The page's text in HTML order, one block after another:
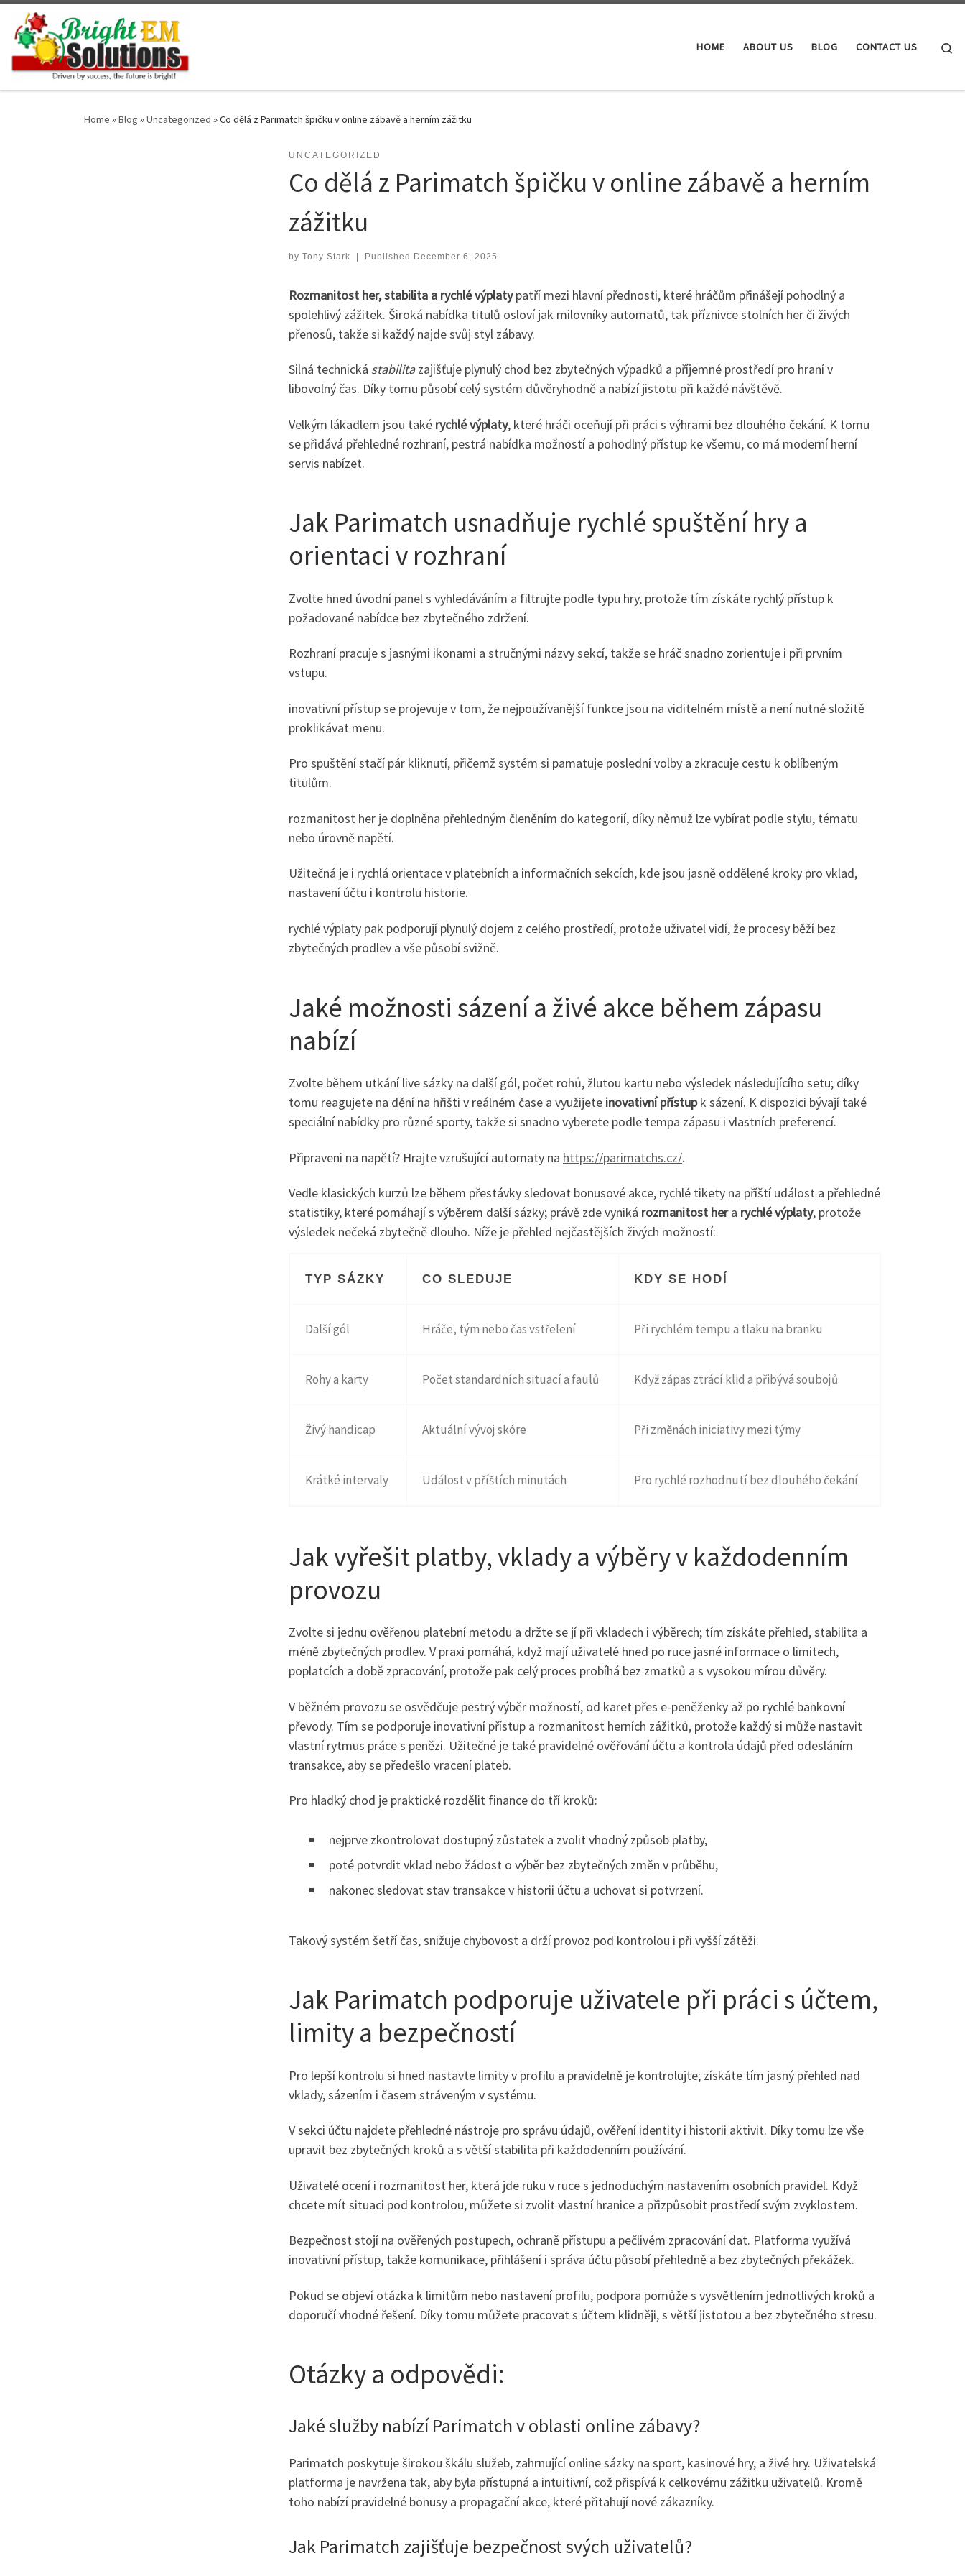
Skip to content
HOME ABOUT US BLOG CONTACT US
Home »Blog »Uncategorized »Co dělá z Parimatch špičku v online zábavě a herním zážitku
UNCATEGORIZED
Co dělá z Parimatch špičku v online zábavě a herním
zážitku
by Tony Stark | Published December 6, 2025
Rozmanitost her, stabilita a rychlé výplatypatří mezi hlavní přednosti, které hráčům přinášejí pohodlný a
spolehlivý zážitek. Široká nabídka titulů osloví jak milovníky automatů, tak příznivce stolních her či živých
přenosů, takže si každý najde svůj styl zábavy.
Silná technická stabilitazajišťuje plynulý chod bez zbytečných výpadků a příjemné prostředí pro hraní v
libovolný čas. Díky tomu působí celý systém důvěryhodně a nabízí jistotu při každé návštěvě.
Velkým lákadlem jsou také rychlé výplaty, které hráči oceňují při práci s výhrami bez dlouhého čekání. K tomu
se přidává přehledné rozhraní, pestrá nabídka možností a pohodlný přístup ke všemu, co má moderní herní
servis nabízet.
Jak Parimatch usnadňuje rychlé spuštění hry a
orientaci v rozhraní
Zvolte hned úvodní panel s vyhledáváním a filtrujte podle typu hry, protože tím získáte rychlý přístup k
požadované nabídce bez zbytečného zdržení.
Rozhraní pracuje s jasnými ikonami a stručnými názvy sekcí, takže se hráč snadno zorientuje i při prvním
vstupu.
inovativní přístup se projevuje v tom, že nejpoužívanější funkce jsou na viditelném místě a není nutné složitě
proklikávat menu.
Pro spuštění stačí pár kliknutí, přičemž systém si pamatuje poslední volby a zkracuje cestu k oblíbeným
titulům.
rozmanitost her je doplněna přehledným členěním do kategorií, díky němuž lze vybírat podle stylu, tématu
nebo úrovně napětí.
Užitečná je i rychlá orientace v platebních a informačních sekcích, kde jsou jasně oddělené kroky pro vklad,
nastavení účtu i kontrolu historie.
rychlé výplaty pak podporují plynulý dojem z celého prostředí, protože uživatel vidí, že procesy běží bez
zbytečných prodlev a vše působí svižně.
Jaké možnosti sázení a živé akce během zápasu
nabízí
Zvolte během utkání live sázky na další gól, počet rohů, žlutou kartu nebo výsledek následujícího setu; díky
tomu reagujete na dění na hřišti v reálném čase a využijete inovativní přístupk sázení. K dispozici bývají také
speciální nabídky pro různé sporty, takže si snadno vyberete podle tempa zápasu i vlastních preferencí.
Připraveni na napětí? Hrajte vzrušující automaty na https://parimatchs.cz/.
Vedle klasických kurzů lze během přestávky sledovat bonusové akce, rychlé tikety na příští událost a přehledné
statistiky, které pomáhají s výběrem další sázky; právě zde vyniká rozmanitost hera rychlé výplaty, protože
výsledek nečeká zbytečně dlouho. Níže je přehled nejčastějších živých možností:
TYP SÁZKY CO SLEDUJE KDY SE HODÍ
Další gól Hráče, tým nebo čas vstřelení Při rychlém tempu a tlaku na branku
Rohy a karty Počet standardních situací a faulů Když zápas ztrácí klid a přibývá soubojů
Živý handicap Aktuální vývoj skóre Při změnách iniciativy mezi týmy
Krátké intervaly Událost v příštích minutách Pro rychlé rozhodnutí bez dlouhého čekání
Jak vyřešit platby, vklady a výběry v každodenním
provozu
Zvolte si jednu ověřenou platební metodu a držte se jí při vkladech i výběrech; tím získáte přehled, stabilita a
méně zbytečných prodlev. V praxi pomáhá, když mají uživatelé hned po ruce jasné informace o limitech,
poplatcích a době zpracování, protože pak celý proces probíhá bez zmatků a s vysokou mírou důvěry.
V běžném provozu se osvědčuje pestrý výběr možností, od karet přes e-peněženky až po rychlé bankovní
převody. Tím se podporuje inovativní přístup a rozmanitost herních zážitků, protože každý si může nastavit
vlastní rytmus práce s penězi. Užitečné je také pravidelné ověřování účtu a kontrola údajů před odesláním
transakce, aby se předešlo vracení plateb.
Pro hladký chod je praktické rozdělit finance do tří kroků:
nejprve zkontrolovat dostupný zůstatek a zvolit vhodný způsob platby,
poté potvrdit vklad nebo žádost o výběr bez zbytečných změn v průběhu,
nakonec sledovat stav transakce v historii účtu a uchovat si potvrzení.
Takový systém šetří čas, snižuje chybovost a drží provoz pod kontrolou i při vyšší zátěži.
Jak Parimatch podporuje uživatele při práci s účtem,
limity a bezpečností
Pro lepší kontrolu si hned nastavte limity v profilu a pravidelně je kontrolujte; získáte tím jasný přehled nad
vklady, sázením i časem stráveným v systému.
V sekci účtu najdete přehledné nástroje pro správu údajů, ověření identity i historii aktivit. Díky tomu lze vše
upravit bez zbytečných kroků a s větší stabilita při každodenním používání.
Uživatelé ocení i rozmanitost her, která jde ruku v ruce s jednoduchým nastavením osobních pravidel. Když
chcete mít situaci pod kontrolou, můžete si zvolit vlastní hranice a přizpůsobit prostředí svým zvyklostem.
Bezpečnost stojí na ověřených postupech, ochraně přístupu a pečlivém zpracování dat. Platforma využívá
inovativní přístup, takže komunikace, přihlášení i správa účtu působí přehledně a bez zbytečných překážek.
Pokud se objeví otázka k limitům nebo nastavení profilu, podpora pomůže s vysvětlením jednotlivých kroků a
doporučí vhodné řešení. Díky tomu můžete pracovat s účtem klidněji, s větší jistotou a bez zbytečného stresu.
Otázky a odpovědi:
Jaké služby nabízí Parimatch v oblasti online zábavy?
Parimatch poskytuje širokou škálu služeb, zahrnující online sázky na sport, kasinové hry, a živé hry. Uživatelská
platforma je navržena tak, aby byla přístupná a intuitivní, což přispívá k celkovému zážitku uživatelů. Kromě
toho nabízí pravidelné bonusy a propagační akce, které přitahují nové zákazníky.
Jak Parimatch zajišťuje bezpečnost svých uživatelů?